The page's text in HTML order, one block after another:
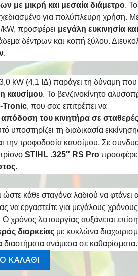
με μικρή και μεσαία διάμετρο. Το
για πολύπλευρη χρήση.
προσφέρει μεγάλη ευκινησία
δέντρων και κοπή ξύλου.
.
kW (4,1 ΙΔ) παράγει τη δύναμη που
καυσίμου. Το βενζινοκίνητο
Tronic, που σας επιτρέπει να
του κινητήρα σε σταθερές
υποστηρίζει τη διαδικασία
την τροφοδοσία καυσίμου. Σε
STIHL .325″ RS Pro
.
κάθε σταγόνα λαδιού να φτάνει
να εργαστείτε για μεγάλους
χρόνος λειτουργίας αυξάνεται
διαρκείας με κυκλώνα
διαστήματα ανάμεσα σε καθαρίσματα.
C-M 40cm PRS ποσότητα
ΚΑΛΑΘΙ